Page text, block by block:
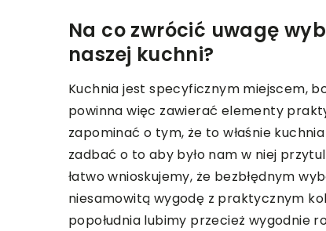
Na co zwrócić uwagę
naszej kuchni?
Kuchnia jest specyficznym miejscem,
powinna więc zawierać elementy
zapominać o tym, że to właśnie
zadbać o to aby było nam w niej
łatwo wnioskujemy, że bezbłędnym
niesamowitą wygodę z praktycznym
popołudnia lubimy przecież wygodnie